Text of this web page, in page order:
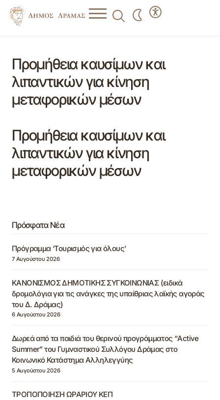
Προμήθεια καυσίμων και
λιπαντικών για κίνηση
μεταφορικών μέσων
Προμήθεια καυσίμων και
λιπαντικών για κίνηση
μεταφορικών μέσων
Πρόσφατα Νέα
Πρόγραμμα ‘Τουρισμός για όλους’
7 Αυγούστου 2026
ΚΑΝΟΝΙΣΜΟΣ ΔΗΜΟΤΙΚΗΣ ΣΥΓΚΟΙΝΩΝΙΑΣ (ειδικά
δρομολόγια για τις ανάγκες της υπαίθριας λαϊκής αγοράς
του Δ. Δράμας)
6 Αυγούστου 2026
Δωρεά από τα παιδιά του θερινού προγράμματος “Active
Summer” του Γυμναστικού Συλλόγου Δράμας στο
Κοινωνικό Κατάστημα Αλληλεγγύης
5 Αυγούστου 2026
ΤΡΟΠΟΠΟΙΗΣΗ ΩΡΑΡΙΟΥ ΚΕΠ